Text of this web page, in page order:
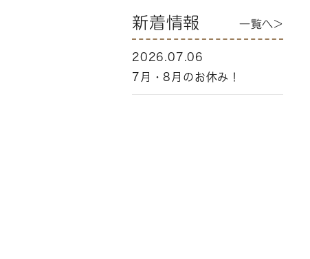
新着情報 一覧へ>
2026.07.06
7月・8月のお休み！